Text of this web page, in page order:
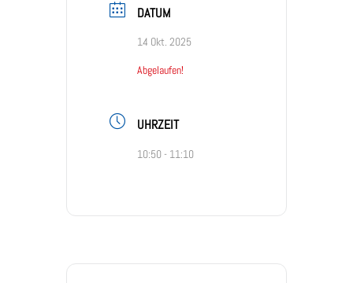
DATUM
14 Okt. 2025
Abgelaufen!
UHRZEIT
10:50 - 11:10